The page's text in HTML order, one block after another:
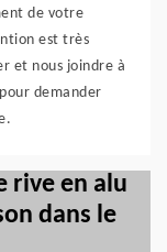
de votre
est très
et nous joindre à
demander
rive en alu
dans le